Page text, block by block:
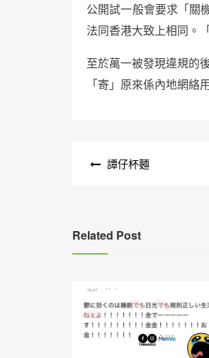
公開試一般會要求「關
法同香港大致上相同。
至於萬一被發現違規的
「寄」原來係內地網絡
譚仔杯麵
Related Post